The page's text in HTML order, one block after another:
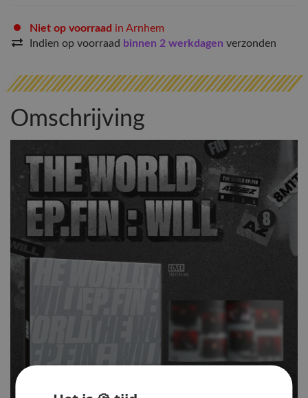
Niet op voorraad in Arnhem
Indien op voorraad binnen 2 werkdagen verzonden
Omschrijving